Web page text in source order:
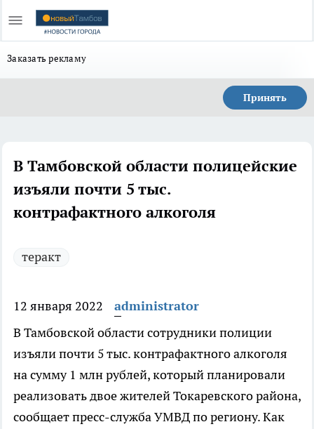
Заказать рекламу
Принять
В Тамбовской области полицейские
изъяли почти 5 тыс.
контрафактного алкоголя
теракт
12 января 2022
administrator
В Тамбовской области сотрудники полиции
изъяли почти 5 тыс. контрафактного алкоголя
на сумму 1 млн рублей, который планировали
реализовать двое жителей Токаревского района,
сообщает пресс-служба УМВД по региону. Как